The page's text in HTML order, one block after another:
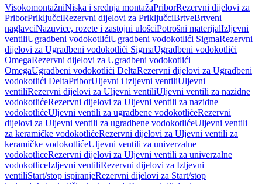
VisokomontažniNiska i srednja montažaPriborRezervni dijelovi za
PriborPriključciRezervni dijelovi za PriključciBrtveBrtveni
naglavciNazuvice, rozete i zastojni ulošciPotrošni materijalIzljevni
ventiliUgradbeni vodokotlićiUgradbeni vodokotlići SigmaRezervni
dijelovi za Ugradbeni vodokotlići SigmaUgradbeni vodokotlići
OmegaRezervni dijelovi za Ugradbeni vodokotlići
OmegaUgradbeni vodokotlići DeltaRezervni dijelovi za Ugradbeni
vodokotlići DeltaPriborUljevni i izljevni ventiliUljevni
ventiliRezervni dijelovi za Uljevni ventiliUljevni ventili za nazidne
vodokotlićeRezervni dijelovi za Uljevni ventili za nazidne
vodokotlićeUljevni ventili za ugradbene vodokotlićeRezervni
dijelovi za Uljevni ventili za ugradbene vodokotlićeUljevni ventili
za keramičke vodokotlićeRezervni dijelovi za Uljevni ventili za
keramičke vodokotlićeUljevni ventili za univerzalne
vodokotliceRezervni dijelovi za Uljevni ventili za univerzalne
vodokotliceIzljevni ventiliRezervni dijelovi za Izljevni
ventiliStart/stop ispiranjeRezervni dijelovi za Start/stop